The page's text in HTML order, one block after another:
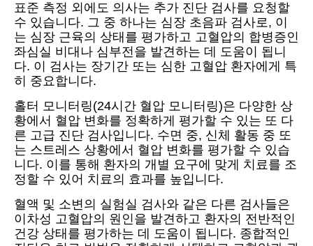
표준 측정 외에도 의사는 추가 진단 검사를 요청할
수 있습니다. 그 중 하나는 심장 초음파 검사로, 이
는 심장 근육의 상태를 평가하고 고혈압의 합병증인
좌심실 비대나 심부전을 발견하는 데 도움이 됩니
다. 이 검사는 장기간 또는 심한 고혈압 환자에게 특
히 중요합니다.
홀터 모니터링(24시간 혈압 모니터링)은 다양한 상
황에서 혈압 변화를 정확하게 평가할 수 있는 또 다
른 고급 진단 검사입니다. 수면 중, 신체 활동 중 또
는 스트레스 상황에서 혈압 변화를 평가할 수 있습
니다. 이를 통해 환자의 개별 요구에 맞게 치료를 조
정할 수 있어 치료의 효과를 높입니다.
혈액 및 소변의 실험실 검사와 같은 다른 검사들은
이차성 고혈압의 원인을 발견하고 환자의 전반적인
건강 상태를 평가하는 데 도움이 됩니다. 종합적인